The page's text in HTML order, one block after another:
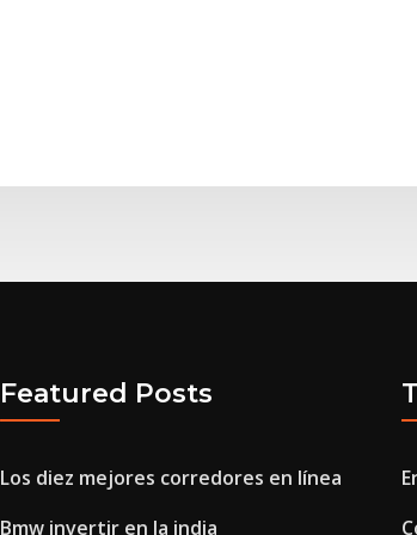
Featured Posts
Los diez mejores corredores en línea
Bmw invertir en la india